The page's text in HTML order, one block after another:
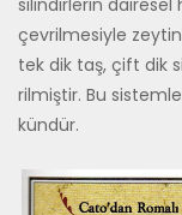
çevril­mesiyle
tek dik taş, çift dik
rilmiştir. Bu
kündür.